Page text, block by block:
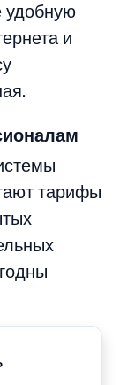
удобную
и
тарифы